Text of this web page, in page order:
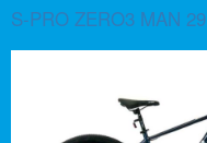
S-PRO ZERO3 MAN 29